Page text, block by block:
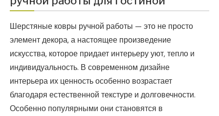
Шерстяные ковры ручной работы — это не просто
элемент декора, а настоящее произведение
искусства, которое придает интерьеру уют, тепло и
индивидуальность. В современном дизайне
интерьера их ценность особенно возрастает
благодаря естественной текстуре и долговечности.
Особенно популярными они становятся в